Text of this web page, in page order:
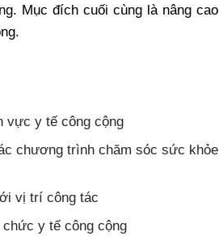
Mục đích cuối cùng là nâng cao
vực y tế công cộng
chương trình chăm sóc sức khỏe
vị trí công tác
y tế công cộng